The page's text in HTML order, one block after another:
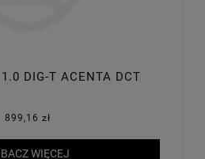
DIG-T ACENTA DCT
899,16 zł
WIĘCEJ